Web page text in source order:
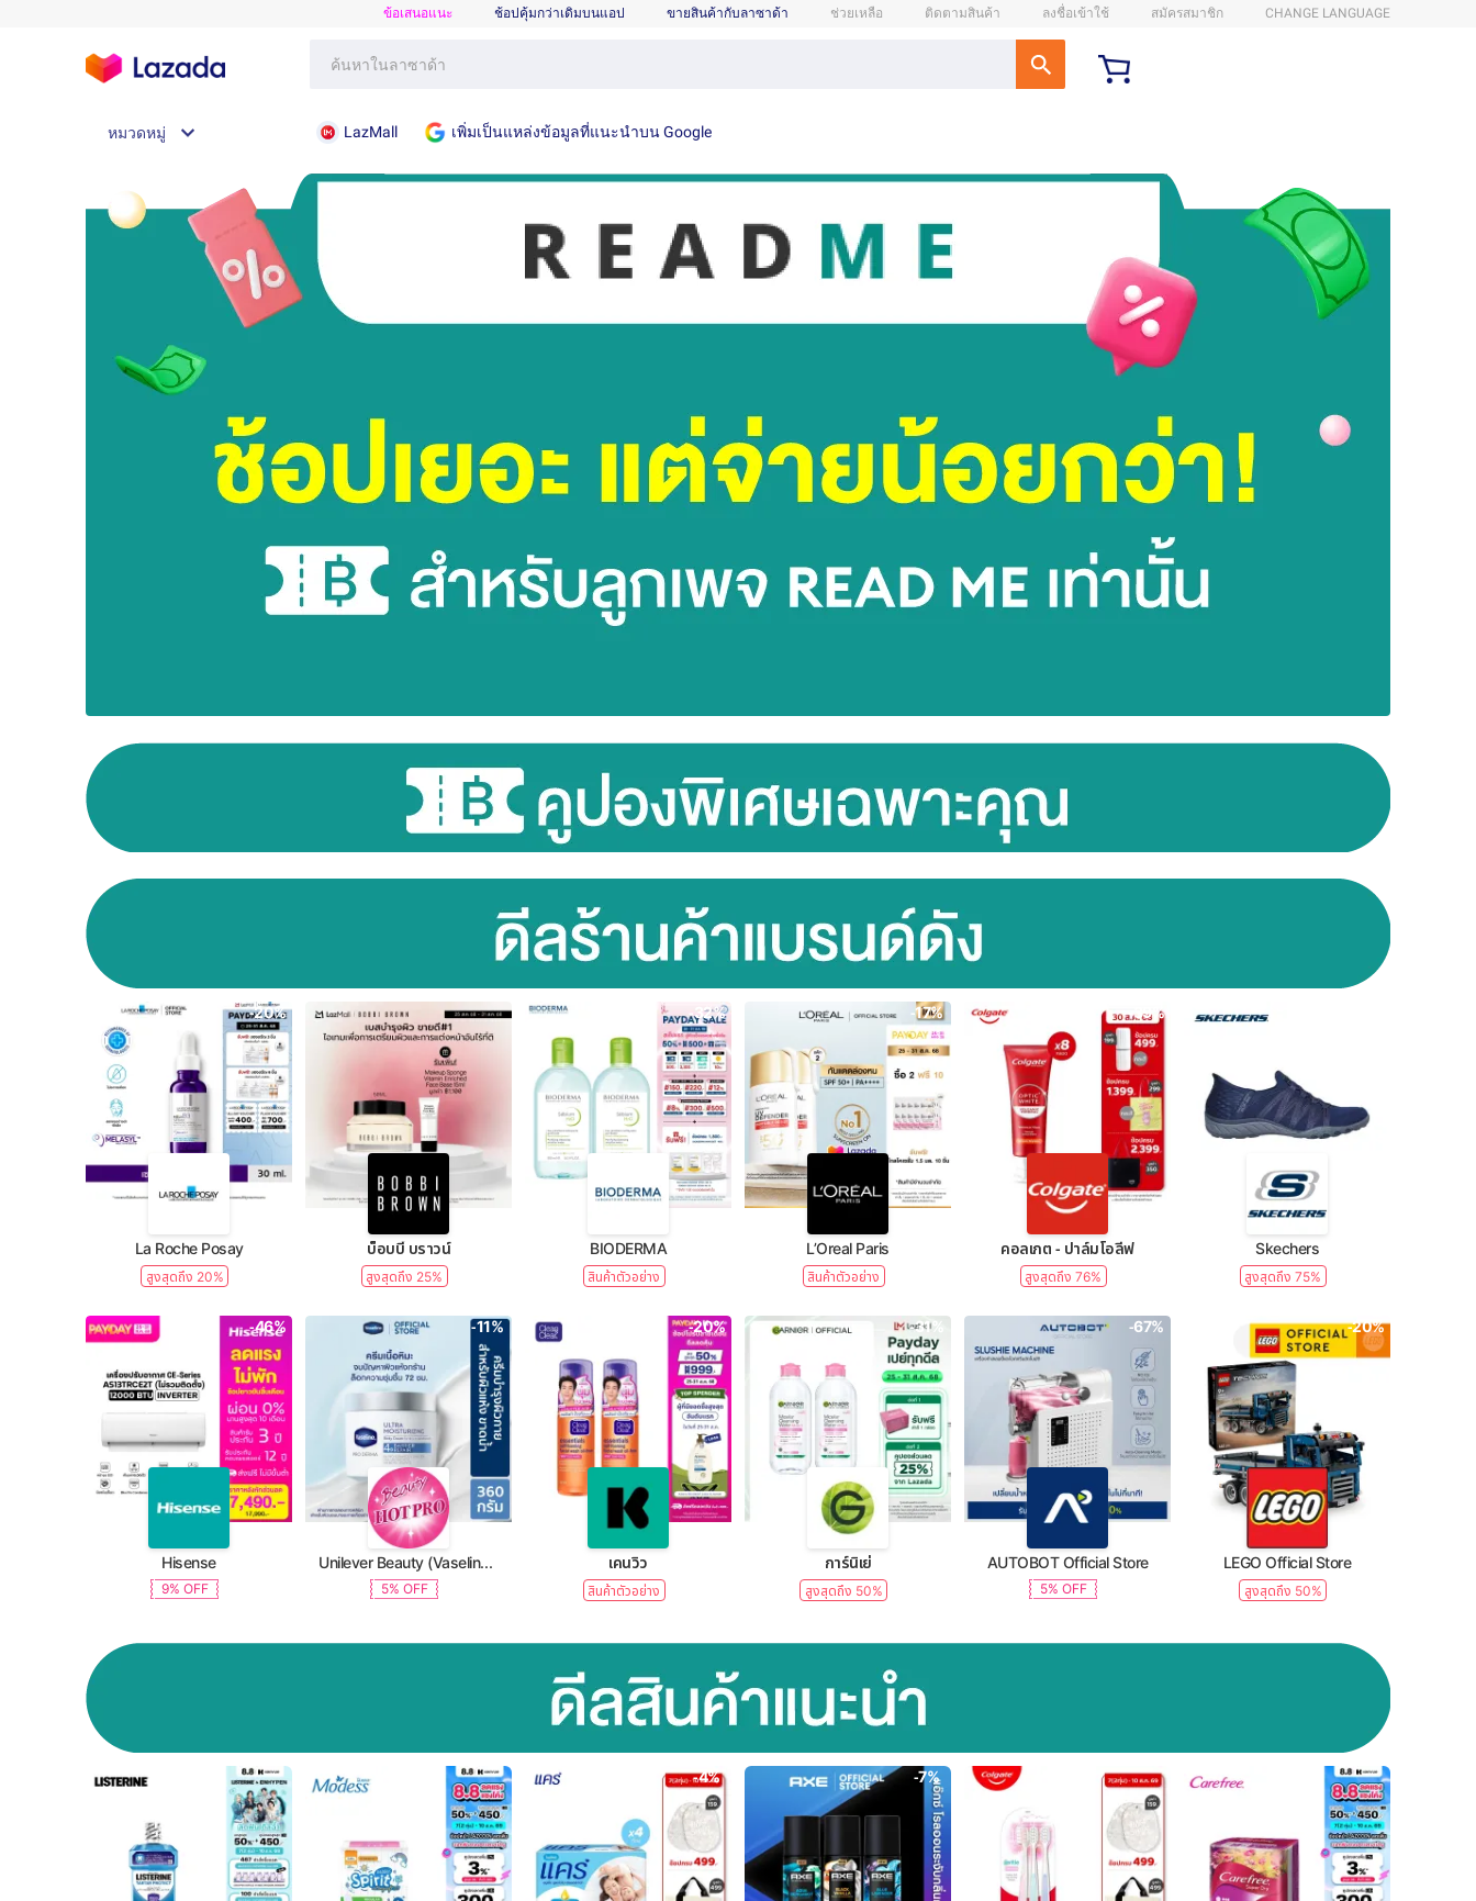
ข้อเสนอแนะ ช้อปคุ้มกว่าเดิมบนแอป ขายสินค้ากับลาซาด้า ช่วยเหลือ ติดตามสินค้า ลงชื่อเข้าใช้ สมัครสมาชิก CHANGE LANGUAGE
หมวดหมู่ LazMall เพิ่มเป็นแหล่งข้อมูลที่แนะนำบน Google
-20%
La Roche Posay
สูงสุดถึง 20%
บ็อบบี้ บราวน์
สูงสุดถึง 25%
-32%
BIODERMA
สินค้าตัวอย่าง
-17%
L’Oreal Paris
สินค้าตัวอย่าง
-39%
คอลเกต - ปาล์มโอลีฟ
สูงสุดถึง 76%
Skechers
สูงสุดถึง 75%
-46%
Hisense
9% OFF
-11%
Unilever Beauty (Vaseline, Dove, TRESemme, Clear)
5% OFF
-20%
เคนวิว
สินค้าตัวอย่าง
-31%
การ์นิเย่
สูงสุดถึง 50%
-67%
AUTOBOT Official Store
5% OFF
-20%
LEGO Official Store
สูงสุดถึง 50%
-4% -7%